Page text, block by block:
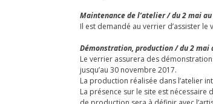
Maintenance de l’atelier / du 2 mai
Il est demandé au verrier d’assister le
Démonstration, production / du 2 mai
Le verrier assurera des
jusqu’au 30 novembre 2017.
La production réalisée dans l’atelier
La présence sur le site est